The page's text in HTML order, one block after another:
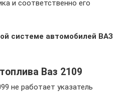
и соответственно его
системе автомобилей ВАЗ
Ваз 2109
не работает указатель